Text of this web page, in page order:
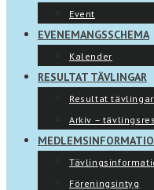
Event
EVENEMANGSSCHEMA
Kalender
RESULTAT TÄVLINGAR
Resultat
Arkiv –
Föreningsintyg